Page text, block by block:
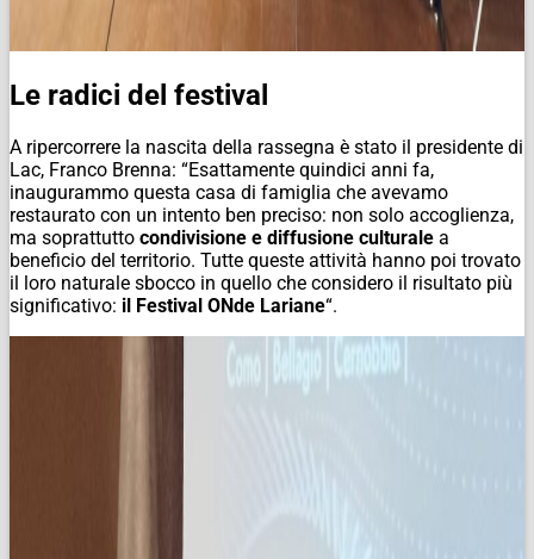
Le radici del festival
A ripercorrere la nascita della rassegna è stato il presidente di
Lac, Franco Brenna: “Esattamente quindici anni fa,
inaugurammo questa casa di famiglia che avevamo
restaurato con un intento ben preciso: non solo accoglienza,
ma soprattutto condivisione e diffusione culturale a
beneficio del territorio. Tutte queste attività hanno poi trovato
il loro naturale sbocco in quello che considero il risultato più
significativo: il Festival ONde Lariane“.